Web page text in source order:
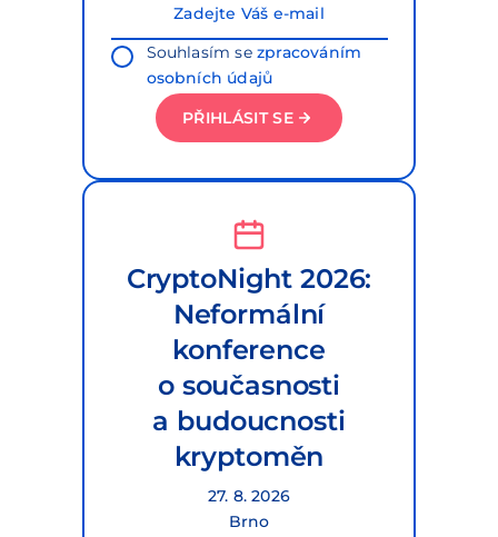
Souhlasím sezpracováním
osobních údajů
PŘIHLÁSIT SE
CryptoNight 2026:
Neformální
konference
o současnosti
a budoucnosti
kryptoměn
27. 8. 2026
Brno